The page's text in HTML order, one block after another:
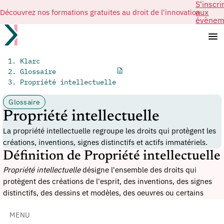
Découvrez nos formations gratuites au droit de l'innovationaux
MENU
Klarc
Glossaire
Propriété intellectuelle
Glossaire
Propriété intellectuelle
La propriété intellectuelle regroupe les droits qui protègent les
créations, inventions, signes distinctifs et actifs immatériels.
Définition de Propriété intellectuelle
Propriété intellectuelledésigne l'ensemble des droits qui
protègent des créations de l'esprit, des inventions, des signes
distinctifs, des dessins et modèles, des oeuvres ou certains
souvent acquise par dépôt, et le droit d'auteur, qui naît en